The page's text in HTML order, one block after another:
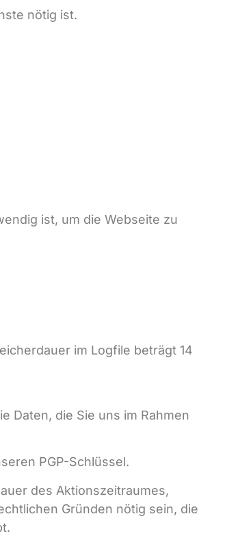
nötig ist.
ist, um die Webseite zu
im Logfile beträgt 14
Daten, die Sie uns im Rahmen
PGP-Schlüssel.
des Aktionszeitraumes,
Gründen nötig sein, die